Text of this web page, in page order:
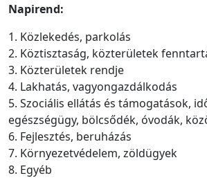
Napirend:
1. Közlekedés, parkolás
2. Köztisztaság, közterületek
3. Közterületek rendje
4. Lakhatás, vagyongazdálkodás
5. Szociális ellátás és támogatások,
egészségügy, bölcsődék, óvodák,
6. Fejlesztés, beruházás
7. Környezetvédelem, zöldügyek
8. Egyéb